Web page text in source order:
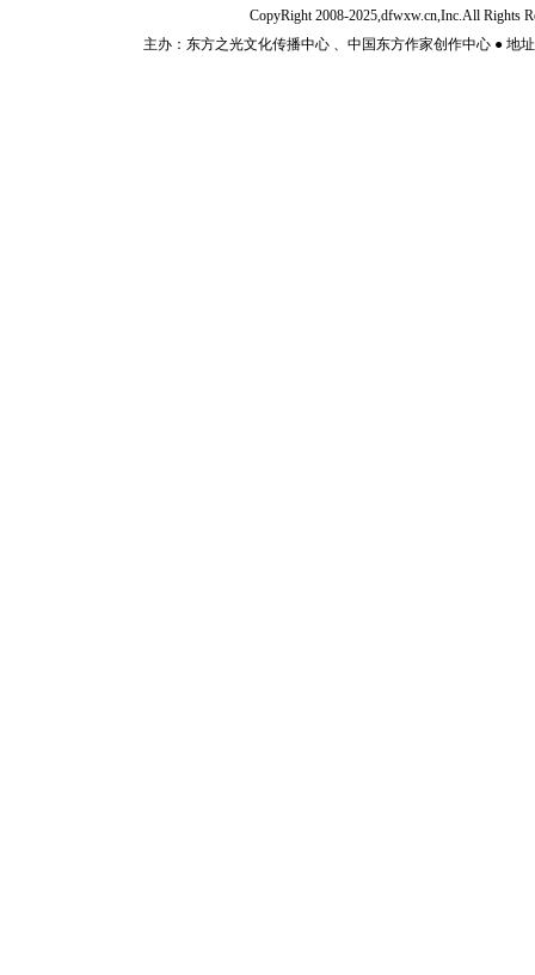
CopyRight 2008-2025,dfwxw.cn,Inc.All Rights
主办：东方之光文化传播中心 、中国东方作家创作中心 ● 地